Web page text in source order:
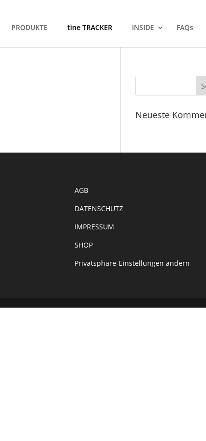
PRODUKTE tine TRACKER INSIDE FAQs
Neueste
AGB
DATENSCHUTZ
IMPRESSUM
SHOP
Privatsphäre-Einstellungen ändern